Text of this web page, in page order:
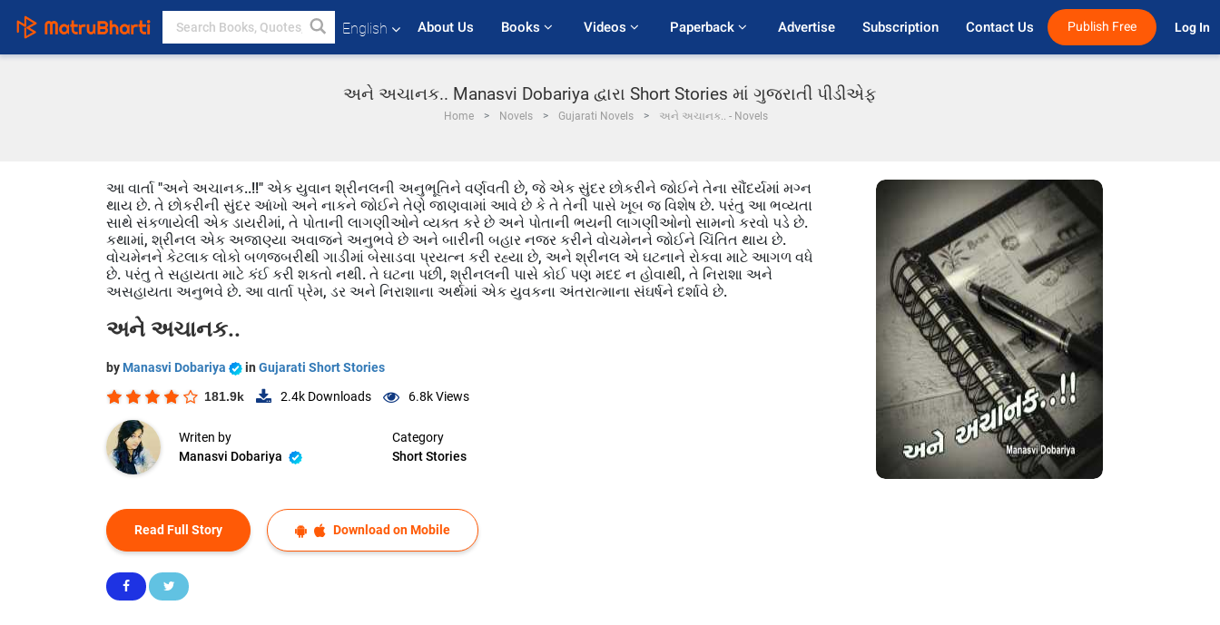
English About Us Books Videos Paperback Advertise Subscription Contact Us Publish Free Log In
અને અચાનક.. Manasvi Dobariya દ્વારા Short Stories માં ગુજરાતી પીડીએફ
Home Novels Gujarati Novels અને અચાનક.. - Novels
આ વાર્તા "અને અચાનક..!!" એક યુવાન શ્રીનલની અનુભૂતિને વર્ણવતી છે, જે એક સુંદર છોકરીને જોઈને તેના સૌંદર્યમાં મગ્ન
થાય છે. તે છોકરીની સુંદર આંખો અને નાકને જોઈને તેણે જાણવામાં આવે છે કે તે તેની પાસે ખૂબ જ વિશેષ છે. પરંતુ આ ભવ્યતા
સાથે સંકળાયેલી એક ડાયરીમાં, તે પોતાની લાગણીઓને વ્યક્ત કરે છે અને પોતાની ભયની લાગણીઓનો સામનો કરવો પડે છે.
કથામાં, શ્રીનલ એક અજાણ્યા અવાજને અનુભવે છે અને બારીની બહાર નજર કરીને વોચમેનને જોઈને ચિંતિત થાય છે.
વોચમેનને કેટલાક લોકો બળજબરીથી ગાડીમાં બેસાડવા પ્રયત્ન કરી રહ્યા છે, અને શ્રીનલ એ ઘટનાને રોકવા માટે આગળ વધે
છે. પરંતુ તે સહાયતા માટે કંઈ કરી શકતો નથી. તે ઘટના પછી, શ્રીનલની પાસે કોઈ પણ મદદ ન હોવાથી, તે નિરાશા અને
અસહાયતા અનુભવે છે. આ વાર્તા પ્રેમ, ડર અને નિરાશાના અર્થમાં એક યુવકના અંતરાત્માના સંઘર્ષને દર્શાવે છે.
અને અચાનક..
by Manasvi Dobariya in Gujarati Short Stories
181.9k 2.4k Downloads 6.8kViews
Writen by
Manasvi Dobariya
Category
Short Stories
Read Full Story Download on Mobile